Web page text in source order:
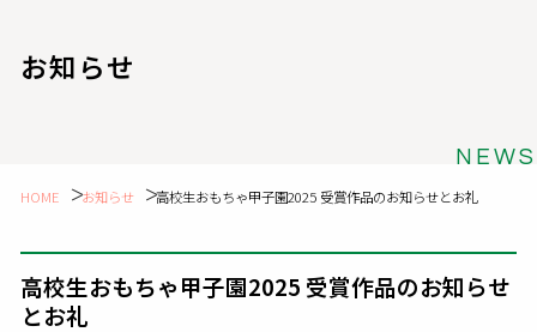
お知らせ
NEWS
HOME お知らせ 高校生おもちゃ甲子園2025 受賞作品のお知らせとお礼
高校生おもちゃ甲子園2025 受賞作品のお知らせ
とお礼